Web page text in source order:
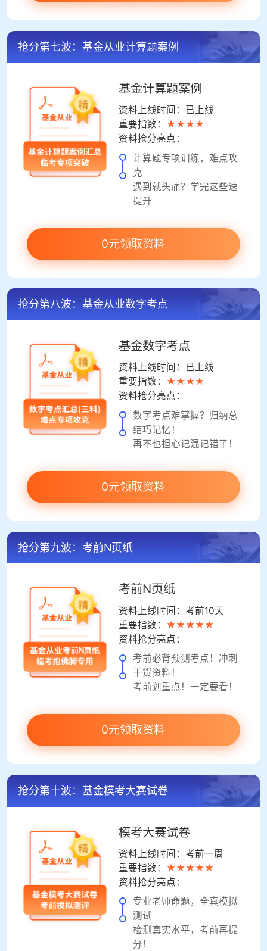
抢分第七波：基金从业计算题案例
基金计算题案例
资料上线时间：已上线
重要指数： ★★★★
资料抢分亮点：
计算题专项训练，难点攻
克
遇到就头痛？学完这些速
提升
0元领取资料
抢分第八波：基金从业数字考点
基金数字考点
资料上线时间：已上线
重要指数： ★★★★
资料抢分亮点：
数字考点难掌握？归纳总
结巧记忆！
再不也担心记混记错了！
0元领取资料
抢分第九波：考前N页纸
考前N页纸
资料上线时间：考前10天
重要指数： ★★★★★
资料抢分亮点：
考前必背预测考点！冲刺
干货资料！
考前划重点！一定要看！
0元领取资料
抢分第十波：基金模考大赛试卷
模考大赛试卷
资料上线时间：考前一周
重要指数： ★★★★★
资料抢分亮点：
专业老师命题，全真模拟
测试
检测真实水平，考前再提
分！